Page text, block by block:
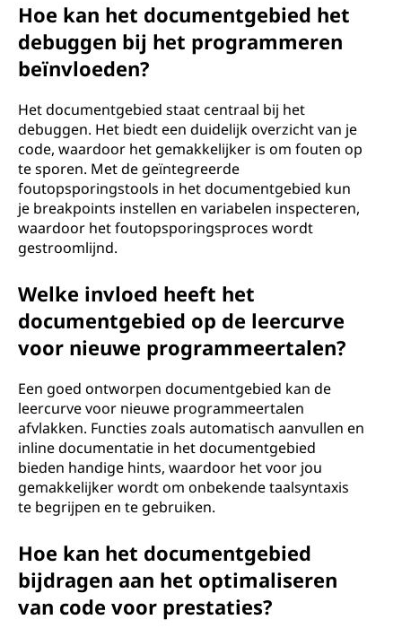
Hoe kan het documentgebied het
debuggen bij het programmeren
beïnvloeden?
Het documentgebied staat centraal bij het
debuggen. Het biedt een duidelijk overzicht van je
code, waardoor het gemakkelijker is om fouten op
te sporen. Met de geïntegreerde
foutopsporingstools in het documentgebied kun
je breakpoints instellen en variabelen inspecteren,
waardoor het foutopsporingsproces wordt
gestroomlijnd.
Welke invloed heeft het
documentgebied op de leercurve
voor nieuwe programmeertalen?
Een goed ontworpen documentgebied kan de
leercurve voor nieuwe programmeertalen
afvlakken. Functies zoals automatisch aanvullen en
inline documentatie in het documentgebied
bieden handige hints, waardoor het voor jou
gemakkelijker wordt om onbekende taalsyntaxis
te begrijpen en te gebruiken.
Hoe kan het documentgebied
bijdragen aan het optimaliseren
van code voor prestaties?